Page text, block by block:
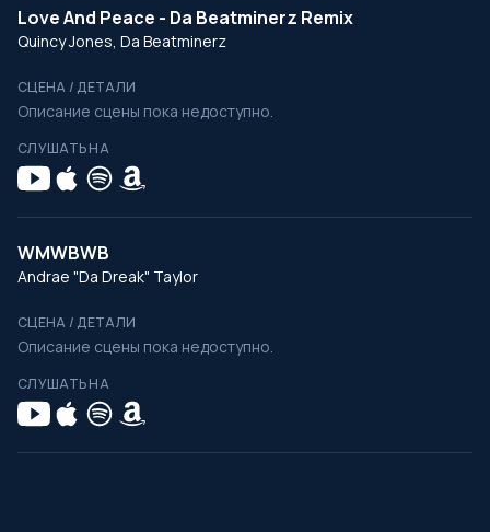
Love And Peace - Da Beatminerz Remix
Quincy Jones, Da Beatminerz
СЦЕНА / ДЕТАЛИ
Описание сцены пока недоступно.
СЛУШАТЬ НА
WMWBWB
Andrae "Da Dreak" Taylor
СЦЕНА / ДЕТАЛИ
Описание сцены пока недоступно.
СЛУШАТЬ НА